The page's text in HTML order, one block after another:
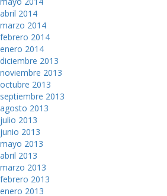
abril 2014
marzo 2014
febrero 2014
enero 2014
diciembre 2013
noviembre 2013
octubre 2013
septiembre 2013
agosto 2013
julio 2013
junio 2013
mayo 2013
abril 2013
marzo 2013
febrero 2013
enero 2013